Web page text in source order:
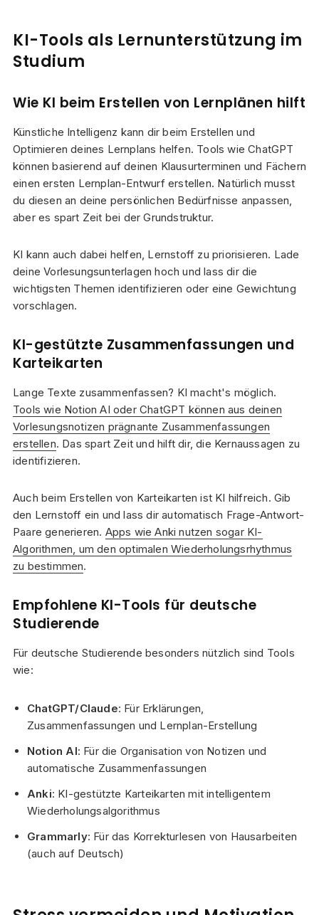
KI-Tools als Lernunterstützung im
Studium
Wie KI beim Erstellen von Lernplänen hilft
Künstliche Intelligenz kann dir beim Erstellen und
Optimieren deines Lernplans helfen. Tools wie ChatGPT
können basierend auf deinen Klausurterminen und Fächern
einen ersten Lernplan-Entwurf erstellen. Natürlich musst
du diesen an deine persönlichen Bedürfnisse anpassen,
aber es spart Zeit bei der Grundstruktur.
KI kann auch dabei helfen, Lernstoff zu priorisieren. Lade
deine Vorlesungsunterlagen hoch und lass dir die
wichtigsten Themen identifizieren oder eine Gewichtung
vorschlagen.
KI-gestützte Zusammenfassungen und
Karteikarten
Lange Texte zusammenfassen? KI macht's möglich.
Tools wie Notion AI oder ChatGPT können aus deinen
Vorlesungsnotizen prägnante Zusammenfassungen
erstellen. Das spart Zeit und hilft dir, die Kernaussagen zu
identifizieren.
Auch beim Erstellen von Karteikarten ist KI hilfreich. Gib
den Lernstoff ein und lass dir automatisch Frage-Antwort-
Paare generieren. Apps wie Anki nutzen sogar KI-
Algorithmen, um den optimalen Wiederholungsrhythmus
zu bestimmen.
Empfohlene KI-Tools für deutsche
Studierende
Für deutsche Studierende besonders nützlich sind Tools
wie:
ChatGPT/Claude: Für Erklärungen,
Zusammenfassungen und Lernplan-Erstellung
Notion AI: Für die Organisation von Notizen und
automatische Zusammenfassungen
Anki: KI-gestützte Karteikarten mit intelligentem
Wiederholungsalgorithmus
Grammarly: Für das Korrekturlesen von Hausarbeiten
(auch auf Deutsch)